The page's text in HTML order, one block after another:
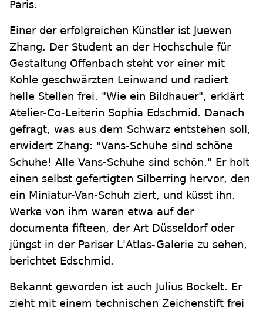
Paris.
Einer der erfolgreichen Künstler ist Juewen
Zhang. Der Student an der Hochschule für
Gestaltung Offenbach steht vor einer mit
Kohle geschwärzten Leinwand und radiert
helle Stellen frei. "Wie ein Bildhauer", erklärt
Atelier-Co-Leiterin Sophia Edschmid. Danach
gefragt, was aus dem Schwarz entstehen soll,
erwidert Zhang: "Vans-Schuhe sind schöne
Schuhe! Alle Vans-Schuhe sind schön." Er holt
einen selbst gefertigten Silberring hervor, den
ein Miniatur-Van-Schuh ziert, und küsst ihn.
Werke von ihm waren etwa auf der
documenta fifteen, der Art Düsseldorf oder
jüngst in der Pariser L'Atlas-Galerie zu sehen,
berichtet Edschmid.
Bekannt geworden ist auch Julius Bockelt. Er
zieht mit einem technischen Zeichenstift frei